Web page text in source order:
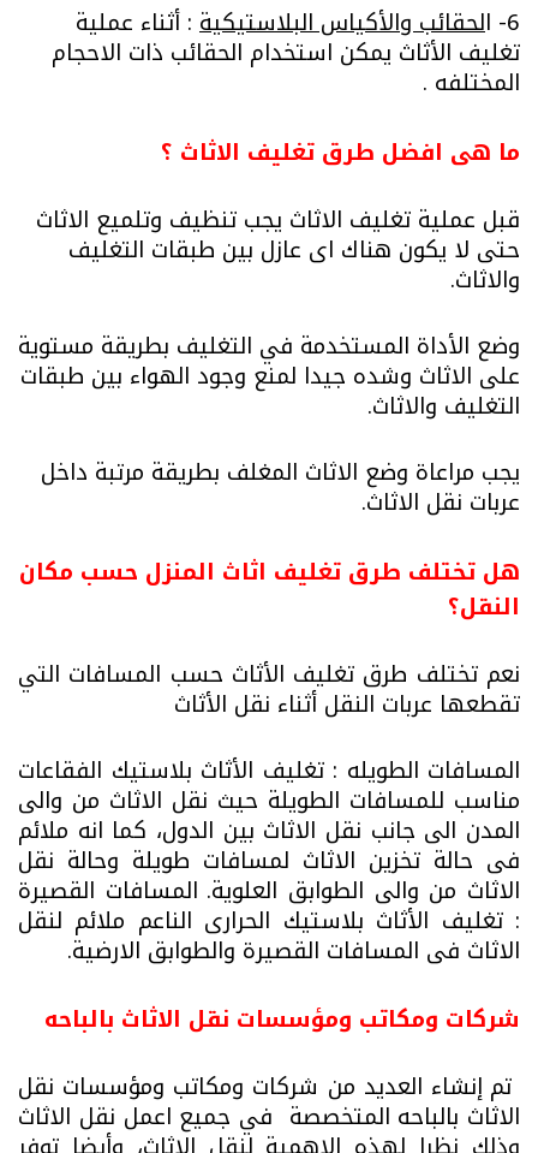
6- ا لحقائب والأكياس البلاستيكية : أثناء عملية
تغليف الأثاث يمكن استخدام الحقائب ذات الاحجام
المختلفه .
ما هى افضل طرق تغليف الاثاث ؟
قبل عملية تغليف الاثاث يجب تنظيف وتلميع الاثاث
حتى لا يكون هناك اى عازل بين طبقات التغليف
والاثاث.
وضع الأداة المستخدمة في التغليف بطريقة مستوية
على الاثاث وشده جيدا لمنع وجود الهواء بين طبقات
التغليف والاثاث.
يجب مراعاة وضع الاثاث المغلف بطريقة مرتبة داخل
عربات نقل الاثاث.
هل تختلف طرق تغليف اثاث المنزل حسب مكان
النقل؟
نعم تختلف طرق تغليف الأثاث حسب المسافات التي
تقطعها عربات النقل أثناء نقل الأثاث
المسافات الطويله : تغليف الأثاث بلاستيك الفقاعات
مناسب للمسافات الطويلة حيث نقل الاثاث من والى
المدن الى جانب نقل الاثاث بين الدول، كما انه ملائم
فى حالة تخزين الاثاث لمسافات طويلة وحالة نقل
الاثاث من والى الطوابق العلوية. المسافات القصيرة
: تغليف الأثاث بلاستيك الحرارى الناعم ملائم لنقل
الاثاث فى المسافات القصيرة والطوابق الارضية.
شركات ومكاتب ومؤسسات نقل الاثاث بالباحه
تم إنشاء العديد من شركات ومكاتب ومؤسسات نقل
الاثاث بالباحه المتخصصة في جميع اعمل نقل الاثاث